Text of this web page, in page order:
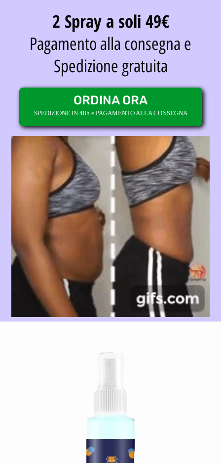
2 Spray a soli 49€
Pagamento alla consegna e
Spedizione gratuita
ORDINA ORA
SPEDIZIONE IN 48h e PAGAMENTO ALLA CONSEGNA